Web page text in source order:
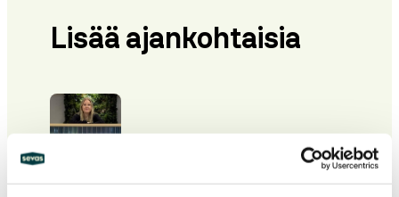
Lisää ajankohtaisia